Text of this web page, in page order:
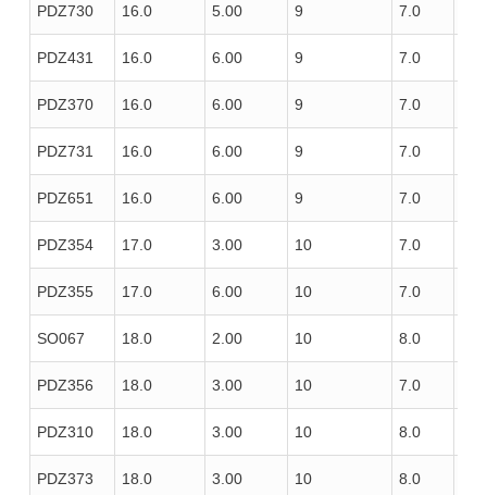
PDZ730 16.0 5.00 9 7.0
PDZ431 16.0 6.00 9 7.0
PDZ370 16.0 6.00 9 7.0
PDZ731 16.0 6.00 9 7.0
PDZ651 16.0 6.00 9 7.0
PDZ354 17.0 3.00 10 7.0
PDZ355 17.0 6.00 10 7.0
SO067 18.0 2.00 10 8.0
PDZ356 18.0 3.00 10 7.0
PDZ310 18.0 3.00 10 8.0
PDZ373 18.0 3.00 10 8.0